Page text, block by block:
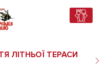
ЛІТНЬОЇ ТЕРАСИ